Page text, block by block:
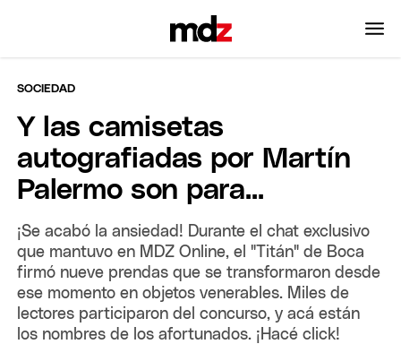
SOCIEDAD
Y las camisetas
autografiadas por Martín
Palermo son para...
¡Se acabó la ansiedad! Durante el chat exclusivo
que mantuvo en MDZ Online, el "Titán" de Boca
firmó nueve prendas que se transformaron desde
ese momento en objetos venerables. Miles de
lectores participaron del concurso, y acá están
los nombres de los afortunados. ¡Hacé click!